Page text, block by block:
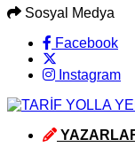
Sosyal Medya
Facebook
Instagram